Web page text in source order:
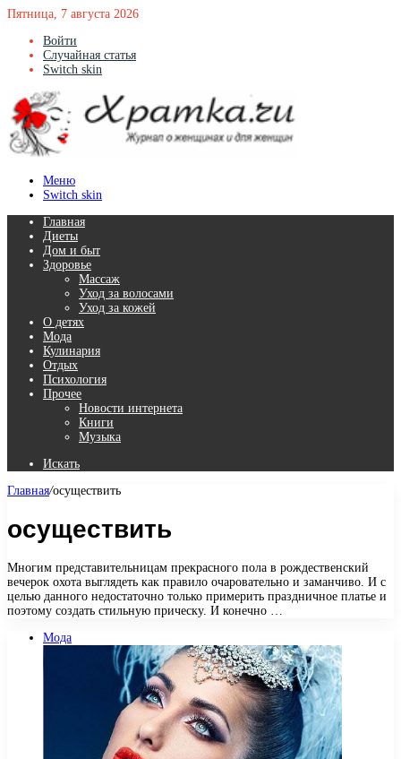
Пятница, 7 августа 2026
Войти
Случайная статья
Switch skin
Меню
Switch skin
Главная
Диеты
Дом и быт
Здоровье
Массаж
Уход за волосами
Уход за кожей
О детях
Мода
Кулинария
Отдых
Психология
Прочее
Новости интернета
Книги
Музыка
Искать
Главная/осуществить
осуществить
Многим представительницам прекрасного пола в рождественский
вечерок охота выглядеть как правило очаровательно и заманчиво. И с
целью данного недостаточно только примерить праздничное платье и
поэтому создать стильную прическу. И конечно …
Мода